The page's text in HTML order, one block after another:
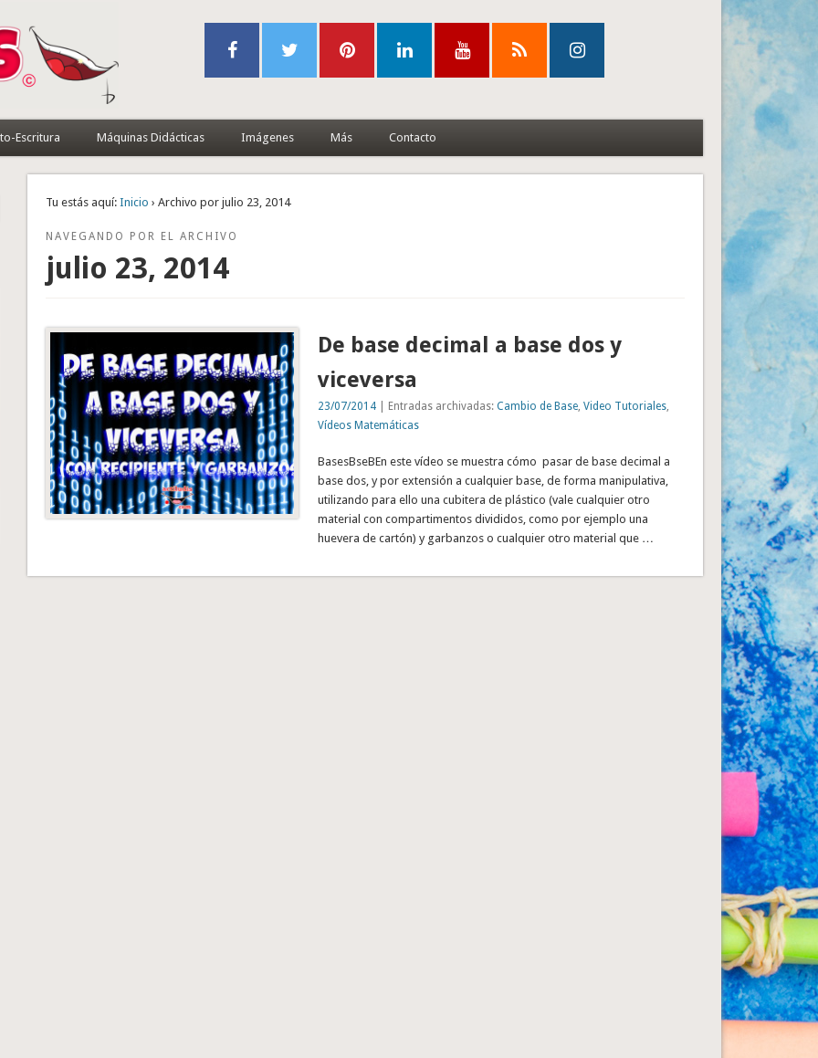
Escritura Máquinas Didácticas Imágenes Más Contacto
Tu estás aquí: Inicio › Archivo por julio 23, 2014
NAVEGANDO POR EL ARCHIVO
julio 23, 2014
De base decimal a base dos y
viceversa
23/07/2014| Entradas archivadas: Cambio de Base, Video Tutoriales,
Vídeos Matemáticas
BasesBseBEn este vídeo se muestra cómo pasar de base decimal a
base dos, y por extensión a cualquier base, de forma manipulativa,
utilizando para ello una cubitera de plástico (vale cualquier otro
material con compartimentos divididos, como por ejemplo una
huevera de cartón) y garbanzos o cualquier otro material que …